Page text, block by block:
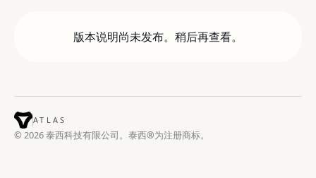
版本说明尚未发布。稍后再查看。
ATLAS
© 2026 泰西科技有限公司。泰西®为注册商标。